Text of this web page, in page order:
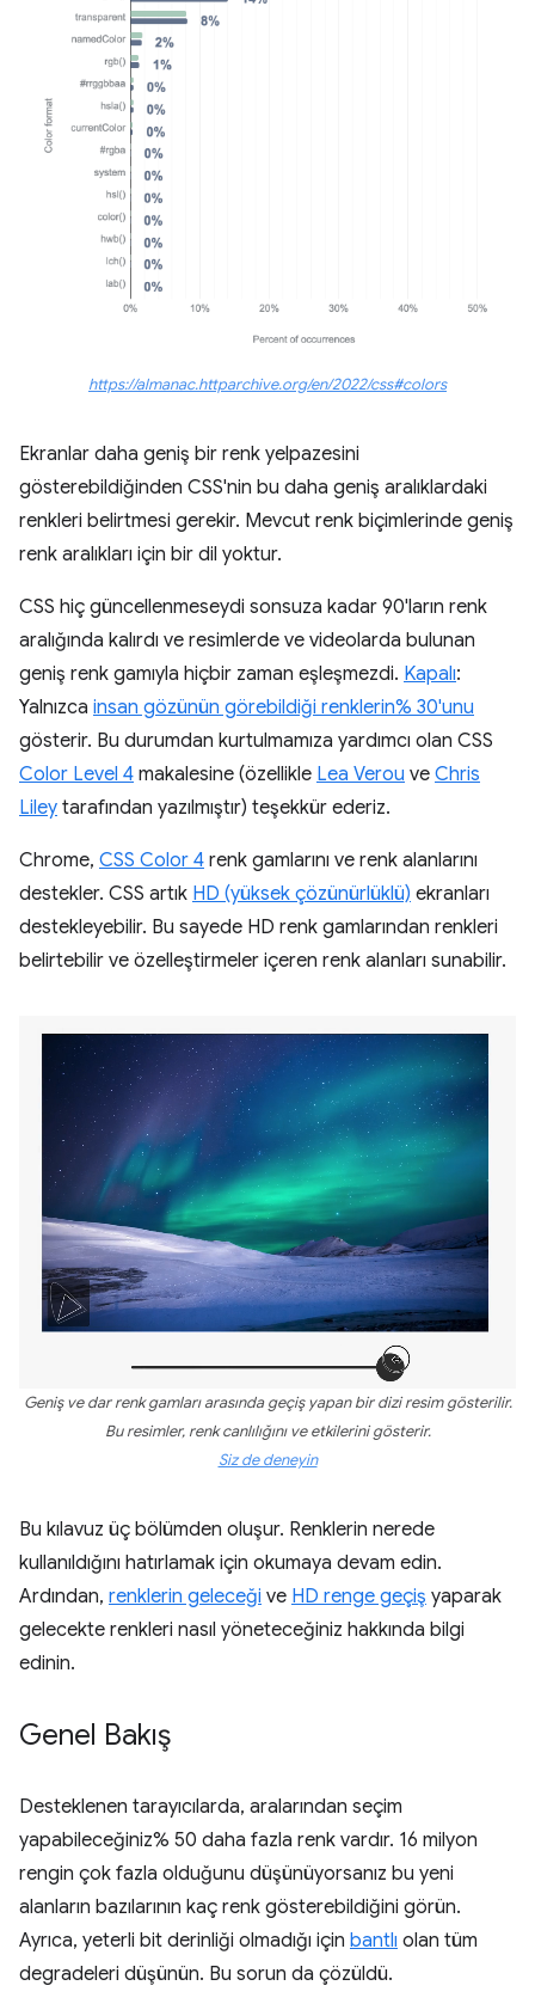
https://almanac.httparchive.org/en/2022/css#colors
Ekranlar daha geniş bir renk yelpazesini
gösterebildiğinden CSS'nin bu daha geniş aralıklardaki
renkleri belirtmesi gerekir. Mevcut renk biçimlerinde geniş
renk aralıkları için bir dil yoktur.
CSS hiç güncellenmeseydi sonsuza kadar 90'ların renk
aralığında kalırdı ve resimlerde ve videolarda bulunan
geniş renk gamıyla hiçbir zaman eşleşmezdi. Kapalı:
Yalnızca insan gözünün görebildiği renklerin% 30'unu
gösterir. Bu durumdan kurtulmamıza yardımcı olan CSS
Color Level 4 makalesine (özellikle Lea Verou ve Chris
Liley tarafından yazılmıştır) teşekkür ederiz.
Chrome, CSS Color 4 renk gamlarını ve renk alanlarını
destekler. CSS artık HD (yüksek çözünürlüklü) ekranları
destekleyebilir. Bu sayede HD renk gamlarından renkleri
belirtebilir ve özelleştirmeler içeren renk alanları sunabilir.
Geniş ve dar renk gamları arasında geçiş yapan bir dizi resim gösterilir.
Bu resimler, renk canlılığını ve etkilerini gösterir.
Siz de deneyin
Bu kılavuz üç bölümden oluşur. Renklerin nerede
kullanıldığını hatırlamak için okumaya devam edin.
Ardından, renklerin geleceği ve HD renge geçiş yaparak
gelecekte renkleri nasıl yöneteceğiniz hakkında bilgi
edinin.
Genel Bakış
Desteklenen tarayıcılarda, aralarından seçim
yapabileceğiniz% 50 daha fazla renk vardır. 16 milyon
rengin çok fazla olduğunu düşünüyorsanız bu yeni
alanların bazılarının kaç renk gösterebildiğini görün.
Ayrıca, yeterli bit derinliği olmadığı için bantlı olan tüm
degradeleri düşünün. Bu sorun da çözüldü.